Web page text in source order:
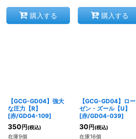
購入する 購入する
【GCG-GD04】強大
な圧力【R】
[赤/GD04-109]
350 円 (税込)
在庫9個
【GCG-GD04】ロー
ゼン・ズール【U】
[赤/GD04-039]
30 円 (税込)
在庫16個